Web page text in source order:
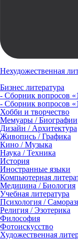
Нехудожественная
Бизнес литература
- Сборник вопросов
- Сборник вопросов
Хобби и творчество
Мемуары / Биографии
Дизайн / Архитектура
Живопись / Графика
Кино / Музыка
Наука / Техника
История
Иностранные языки
Компьютерная
Медицина / Биология
Учебная литература
Психология /
Религия / Эзотерика
Философия
Фотоискусство
Художественная